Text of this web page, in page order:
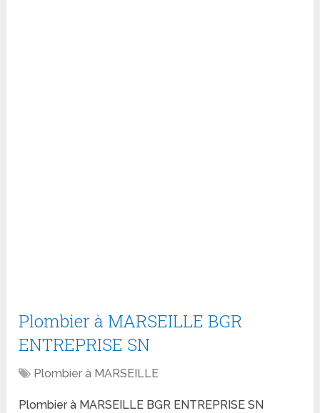
Plombier à MARSEILLE BGR
ENTREPRISE SN
Plombier à MARSEILLE
Plombier à MARSEILLE BGR ENTREPRISE SN